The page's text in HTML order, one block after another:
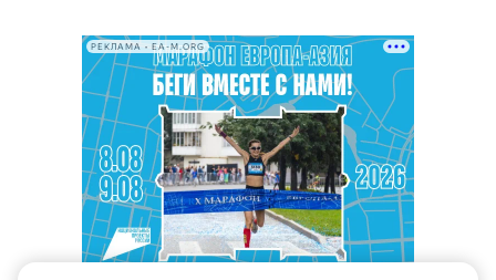
РЕКЛАМА • EA-M.ORG